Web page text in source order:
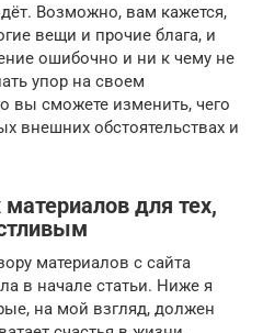
Возможно, вам кажется,
вещи и прочие блага, и
ошибочно и ни к чему не
упор на своем
вы сможете изменить, чего
внешних обстоятельствах и
для тех,
материалов с сайта
в начале статьи. Ниже я
на мой взгляд, должен